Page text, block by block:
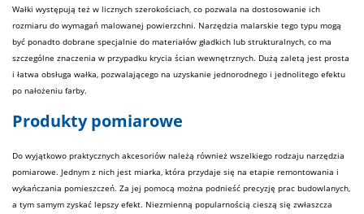
Wałki występują też w licznych szerokościach, co pozwala na dostosowanie ich
rozmiaru do wymagań malowanej powierzchni. Narzędzia malarskie tego typu mogą
być ponadto dobrane specjalnie do materiałów gładkich lub strukturalnych, co ma
szczególne znaczenia w przypadku krycia ścian wewnętrznych. Dużą zaletą jest prosta
i łatwa obsługa wałka, pozwalającego na uzyskanie jednorodnego i jednolitego efektu
po nałożeniu farby.
Produkty pomiarowe
Do wyjątkowo praktycznych akcesoriów należą również wszelkiego rodzaju narzędzia
pomiarowe. Jednym z nich jest miarka, która przydaje się na etapie remontowania i
wykańczania pomieszczeń. Za jej pomocą można podnieść precyzję prac budowlanych,
a tym samym zyskać lepszy efekt. Niezmienną popularnością cieszą się zwłaszcza